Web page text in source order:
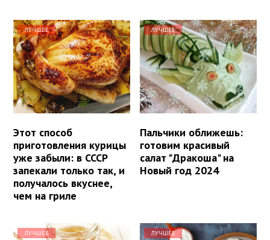
ЛУЧШЕЕ
Этот способ
приготовления курицы
уже забыли: в СССР
запекали только так, и
получалось вкуснее,
чем на гриле
ЛУЧШЕЕ
Пальчики оближешь:
готовим красивый
салат "Дракоша" на
Новый год 2024
ЛУЧШЕЕ ЛУЧШЕЕ